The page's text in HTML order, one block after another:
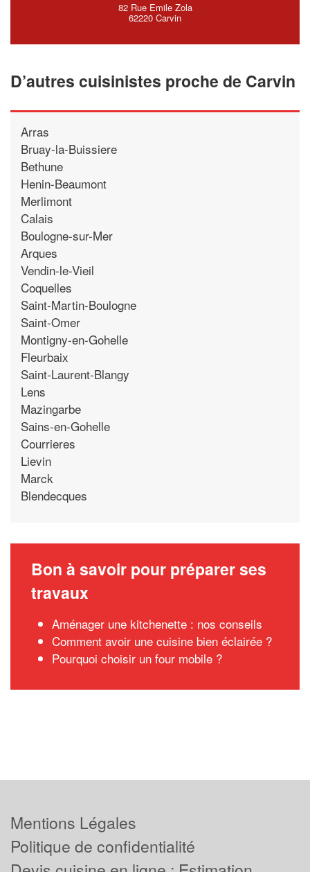
82 Rue Emile Zola
62220 Carvin
D’autres cuisinistes proche de Carvin
Arras
Bruay-la-Buissiere
Bethune
Henin-Beaumont
Merlimont
Calais
Boulogne-sur-Mer
Arques
Vendin-le-Vieil
Coquelles
Saint-Martin-Boulogne
Saint-Omer
Montigny-en-Gohelle
Fleurbaix
Saint-Laurent-Blangy
Lens
Mazingarbe
Sains-en-Gohelle
Courrieres
Lievin
Marck
Blendecques
Bon à savoir pour préparer ses
travaux
Aménager une kitchenette : nos conseils
Comment avoir une cuisine bien éclairée ?
Pourquoi choisir un four mobile ?
Mentions Légales
Politique de confidentialité